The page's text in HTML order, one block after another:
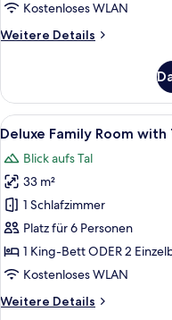
Kostenloses WLAN
Weitere Details
Weitere
Doppel-
oder
-
Zweibettzimmer
Alle
Fotos
für
Deluxe
Family
Room
with
Terrace
5
Deluxe Family Room with
Blick aufs Tal
33 m²
1 Schlafzimmer
Platz für 6 Personen
1 King-Bett ODER 2
Kostenloses WLAN
Weitere Details
Weitere